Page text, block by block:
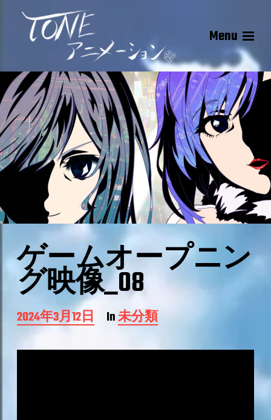
Menu
ゲームオープニン
グ映像_08
P
o
t
2024年3月12日 In未分類